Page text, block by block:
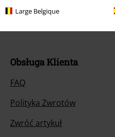
Large Belgique
Rozpocznij rozmowę
Obsługa Klienta
FAQ
Polityka Zwrotów
Zwróć artykuł